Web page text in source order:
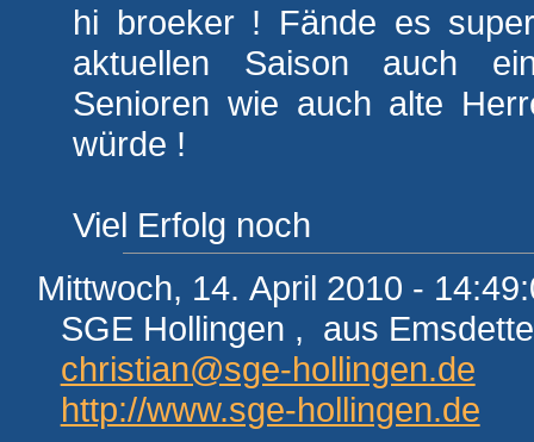
hi broeker ! Fände es
aktuellen Saison auch
Senioren wie auch alte
würde !
Viel Erfolg noch
Mittwoch, 14. April 2010 -
SGE Hollingen , aus
christian@sge-hollingen.de
http://www.sge-hollingen.de